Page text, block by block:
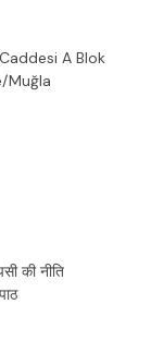
A Blok
Muğla
की नीति